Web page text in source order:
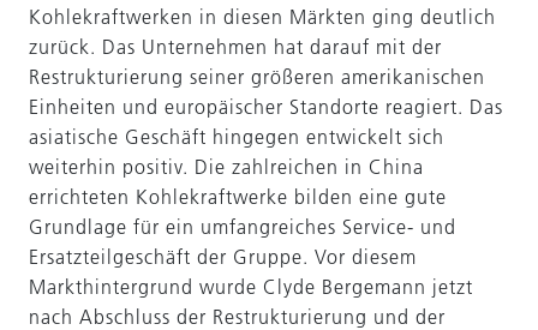
Kohlekraftwerken in diesen Märkten ging deutlich
zurück. Das Unternehmen hat darauf mit der
Restrukturierung seiner größeren amerikanischen
Einheiten und europäischer Standorte reagiert. Das
asiatische Geschäft hingegen entwickelt sich
weiterhin positiv. Die zahlreichen in China
errichteten Kohlekraftwerke bilden eine gute
Grundlage für ein umfangreiches Service- und
Ersatzteilgeschäft der Gruppe. Vor diesem
Markthintergrund wurde Clyde Bergemann jetzt
nach Abschluss der Restrukturierung und der